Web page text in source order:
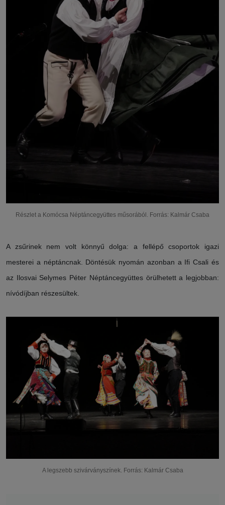
Részlet a Komócsa Néptáncegyüttes műsorából. Forrás: Kalmár Csaba
A zsűrinek nem volt könnyű dolga: a fellépő csoportok igazi
mesterei a néptáncnak. Döntésük nyomán azonban a Ifi Csali és
az Ilosvai Selymes Péter Néptáncegyüttes örülhetett a legjobban:
nívódíjban részesültek.
A legszebb szivárványszínek. Forrás: Kalmár Csaba